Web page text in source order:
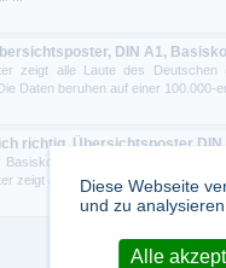
DIN A1,
zeigt alle Laute des
Daten beruhen auf einer 100.000-
richtig, Übersichtsposter DIN
Basiskonzept Rechtschreiben
zeigt auf, welche Buchstaben und
Diese Webseite
und zu
Alle